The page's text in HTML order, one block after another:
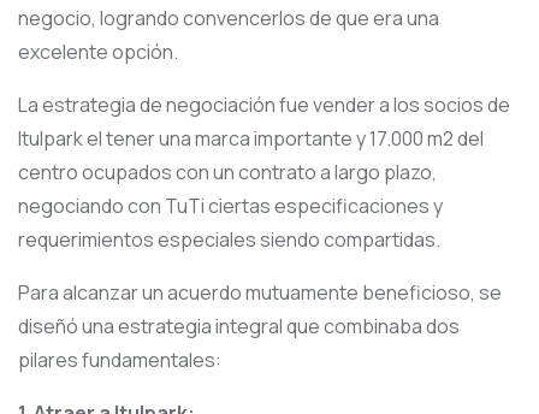
negocio, logrando convencerlos de que era una
excelente opción.
La estrategia de negociación fue vender a los socios de
Itulpark el tener una marca importante y 17.000 m2 del
centro ocupados con un contrato a largo plazo,
negociando con TuTi ciertas especificaciones y
requerimientos especiales siendo compartidas.
Para alcanzar un acuerdo mutuamente beneficioso, se
diseñó una estrategia integral que combinaba dos
pilares fundamentales: